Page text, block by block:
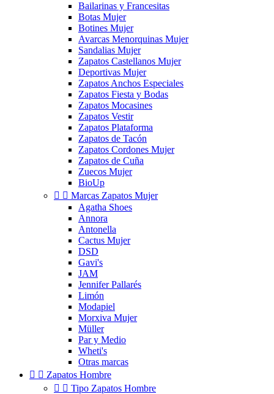
Bailarinas y Francesitas
Botas Mujer
Botines Mujer
Avarcas Menorquinas Mujer
Sandalias Mujer
Zapatos Castellanos Mujer
Deportivas Mujer
Zapatos Anchos Especiales
Zapatos Fiesta y Bodas
Zapatos Mocasines
Zapatos Vestir
Zapatos Plataforma
Zapatos de Tacón
Zapatos Cordones Mujer
Zapatos de Cuña
Zuecos Mujer
BioUp
  Marcas Zapatos Mujer
Agatha Shoes
Annora
Antonella
Cactus Mujer
DSD
Gavi's
JAM
Jennifer Pallarés
Limón
Modapiel
Morxiva Mujer
Müller
Par y Medio
Wheti's
Otras marcas
  Zapatos Hombre
  Tipo Zapatos Hombre